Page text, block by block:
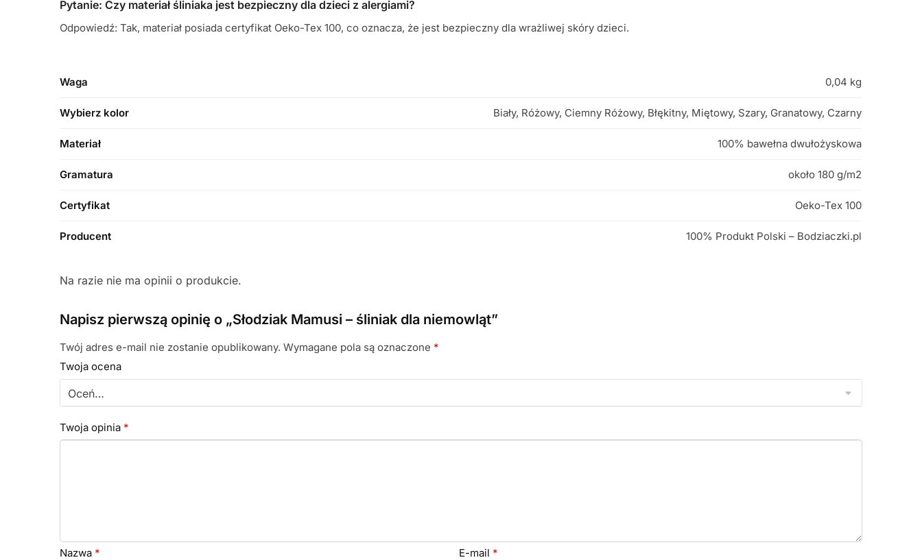
Pytanie: Czy materiał śliniaka jest bezpieczny dla dzieci z alergiami?
Odpowiedź: Tak, materiał posiada certyfikat Oeko-Tex 100, co oznacza, że jest bezpieczny dla wrażliwej skóry dzieci.
Waga 0,04 kg
Wybierz kolor Biały, Różowy, Ciemny Różowy, Błękitny, Miętowy, Szary, Granatowy, Czarny
Materiał 100% bawełna dwułożyskowa
Gramatura około 180 g/m2
Certyfikat Oeko-Tex 100
Producent 100% Produkt Polski – Bodziaczki.pl
Na razie nie ma opinii o produkcie.
Napisz pierwszą opinię o „Słodziak Mamusi – śliniak dla niemowląt”
Twój adres e-mail nie zostanie opublikowany. Wymagane pola są oznaczone *
Twoja ocena
Twoja opinia *
Nazwa * E-mail *